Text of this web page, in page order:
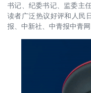
书记、纪委书记、监委主
读者广泛热议好评和人民
报、中新社、中青报中青